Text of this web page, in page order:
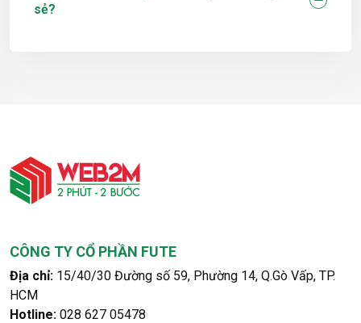
sẻ?
CÔNG TY CỔ PHẦN FUTE
Địa chỉ: 15/40/30 Đường số 59, Phường 14, Q.Gò Vấp, TP.
HCM
Hotline: 028 627 05478